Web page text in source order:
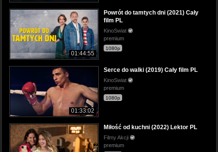
01:44:55
Powrót do tamtych dni (2021) Cały
film PL
KinoSwiat
premium
1080p
01:33:02
Serce do walki (2019) Cały film PL
KinoSwiat
premium
1080p
Miłość od kuchni (2022) Lektor PL
Filmy Akcji
premium